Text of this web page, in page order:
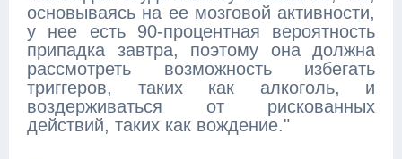
основываясь на ее мозговой активности,
у нее есть 90-процентная вероятность
припадка завтра, поэтому она должна
рассмотреть возможность избегать
триггеров, таких как алкоголь, и
воздерживаться от рискованных
действий, таких как вождение."